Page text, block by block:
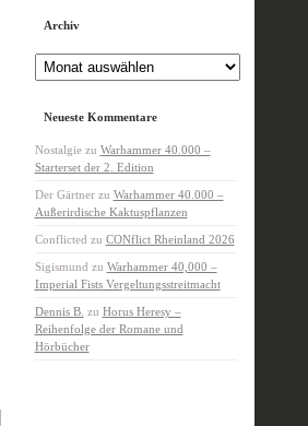
Archiv
Neueste Kommentare
Nostalgiezu Warhammer 40.000 –
Starterset der 2. Edition
Der Gärtnerzu Warhammer 40.000 –
Außerirdische Kaktuspflanzen
Conflicted zu CONflict Rheinland 2026
Sigismund zu Warhammer 40,000 –
Imperial Fists Vergeltungsstreitmacht
Dennis B. zu Horus Heresy –
Reihenfolge der Romane und
Hörbücher